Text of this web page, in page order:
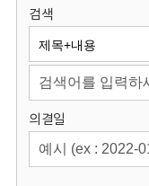
원
회
검색
의결일